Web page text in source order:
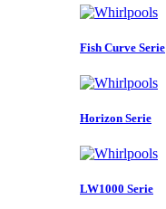
Fish Curve Serie
Horizon Serie
LW1000 Serie